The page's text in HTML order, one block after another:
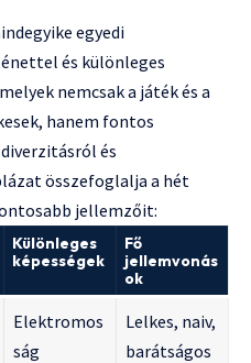
egyedi
és különleges
nemcsak a játék és a
hanem fontos
és
összefoglalja a hét
jellemzőit:
Különleges
képességek
Fő
jellemvonás
ok
Elektromos
ság
Lelkes, naiv,
barátságos